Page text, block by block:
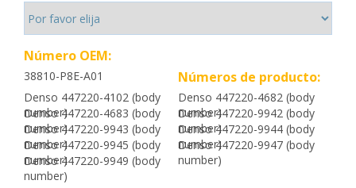
Número OEM:
38810-P8E-A01 Números de producto:
Denso 447220-4102 (body
number)
Denso 447220-4682 (body
number)
Denso 447220-4683 (body
number)
Denso 447220-9942 (body
number)
Denso 447220-9943 (body
number)
Denso 447220-9944 (body
number)
Denso 447220-9945 (body
number)
Denso 447220-9947 (body
number)
Denso 447220-9949 (body
number)